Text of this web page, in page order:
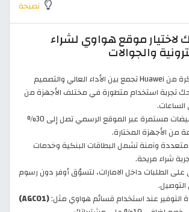
نصيحة
موقع هواوي لشراء
والجوالات
تقنيات مبتكرة من Huawei تجمع بين الأداء العالي والتصميم
تجربة استخدام متطورة في مختلف الأجهزة من
الساعات.
عروض وتخفيضات مستمرة عبر الموقع الرسمي تصل إلى 30%
الأجهزة المختارة.
وآمنة تشمل البطاقات البنكية وخدمات
شراء مريحة.
الطلبات داخل الامارات، لتسوّق أوفر دون رسوم
التوفير عند استخدام قسائم هواوي مثل:(AGC01)